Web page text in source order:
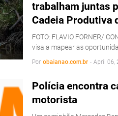
trabalham juntas
Cadeia Produtiva
FOTO: FLAVIO FORNER/
visa a mapear as
Por obaianao.com.br - April 06,
Polícia encontra
motorista